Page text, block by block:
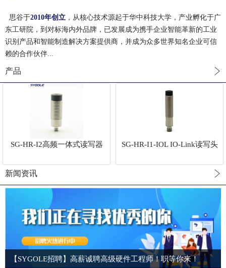
思谷于2010年创立 ，从核心技术源起于华中科技大学，产业孵化于广
东工研院，到对标海内外品牌，已发展成为携手企业智能革新的工业
识别产品和智能制造解决方案提供商，并成为众多世界知名企业可信
赖的合作伙伴...
产品
SG-HR-I2高频一体式读写器 SG-HR-I1-IOL IO-Link读写头
新闻资讯
【SYGOLE招聘】高薪诚聘高级硬件工程师！职等你来！